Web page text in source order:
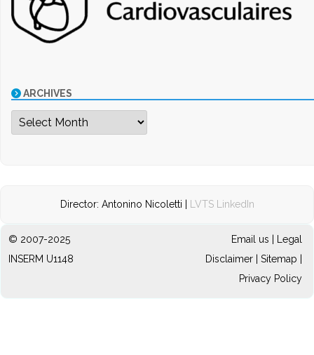
ARCHIVES
Archives
Director: Antonino Nicoletti | LVTS LinkedIn
© 2007-2025
INSERM U1148
Email us
Legal
Disclaimer| Sitemap
Privacy Policy